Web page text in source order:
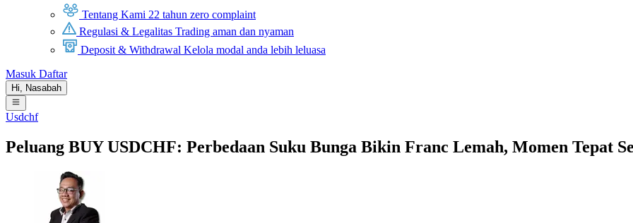
Tentang Kami 22 tahun zero complaint
Regulasi & Legalitas Trading aman dan nyaman
Deposit & Withdrawal Kelola modal anda lebih leluasa
Masuk Daftar
Hi, Nasabah
Usdchf
Peluang BUY USDCHF: Perbedaan Suku Bunga Bikin Franc Lemah, Momen Tepat